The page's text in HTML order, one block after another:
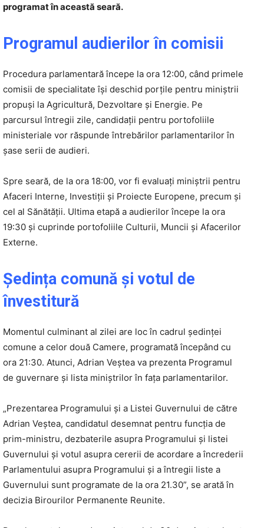
programat în această seară.
Programul audierilor în comisii
Procedura parlamentară începe la ora 12:00, când primele
comisii de specialitate își deschid porțile pentru miniștrii
propuși la Agricultură, Dezvoltare și Energie. Pe
parcursul întregii zile, candidații pentru portofoliile
ministeriale vor răspunde întrebărilor parlamentarilor în
șase serii de audieri.
Spre seară, de la ora 18:00, vor fi evaluați miniștrii pentru
Afaceri Interne, Investiții și Proiecte Europene, precum și
cel al Sănătății. Ultima etapă a audierilor începe la ora
19:30 și cuprinde portofoliile Culturii, Muncii și Afacerilor
Externe.
Ședința comună și votul de
învestitură
Momentul culminant al zilei are loc în cadrul ședinței
comune a celor două Camere, programată începând cu
ora 21:30. Atunci, Adrian Veștea va prezenta Programul
de guvernare și lista miniștrilor în fața parlamentarilor.
„Prezentarea Programului și a Listei Guvernului de către
Adrian Veștea, candidatul desemnat pentru funcția de
prim-ministru, dezbaterile asupra Programului și listei
Guvernului și votul asupra cererii de acordare a încrederii
Parlamentului asupra Programului și a întregii liste a
Guvernului sunt programate de la ora 21.30”, se arată în
decizia Birourilor Permanente Reunite.